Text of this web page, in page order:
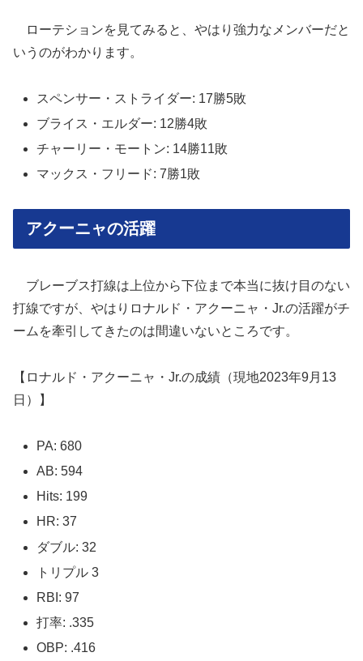
ローテションを見てみると、やはり強力なメンバーだと
いうのがわかります。
スペンサー・ストライダー: 17勝5敗
ブライス・エルダー: 12勝4敗
チャーリー・モートン: 14勝11敗
マックス・フリード: 7勝1敗
アクーニャの活躍
ブレーブス打線は上位から下位まで本当に抜け目のない
打線ですが、やはりロナルド・アクーニャ・Jr.の活躍がチ
ームを牽引してきたのは間違いないところです。
【ロナルド・アクーニャ・Jr.の成績（現地2023年9月13
日）】
PA: 680
AB: 594
Hits: 199
HR: 37
ダブル: 32
トリプル 3
RBI: 97
打率: .335
OBP: .416